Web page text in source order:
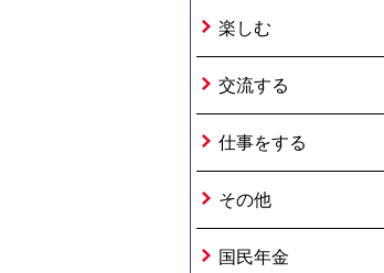
楽しむ
交流する
仕事をする
その他
国民年金